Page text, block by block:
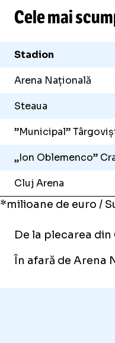
Cele mai
Stadion
Arena Națională
Steaua
”Municipal”
„Ion Oblemenco”
Cluj Arena
*milioane de euro /
De la plecarea
În afară de Arena